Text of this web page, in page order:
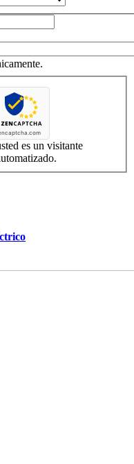
es un visitante